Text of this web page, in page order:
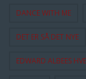
DANCE WITH ME
DET ER SÅ DET NYE
EDWARD ALBEES